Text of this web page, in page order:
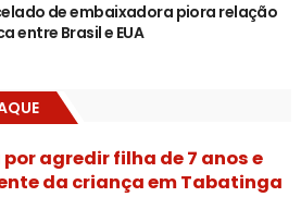
de embaixadora piora relação
entre Brasil e EUA
por agredir filha de 7 anos e
da criança em Tabatinga